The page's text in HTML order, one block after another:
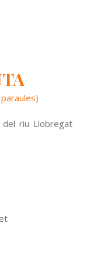
riu Llobregat